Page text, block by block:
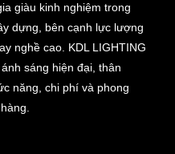
giàu kinh nghiệm trong
dựng, bên cạnh lực lượng
nghề cao. KDL LIGHTING
sáng hiện đại, thân
năng, chi phí và phong